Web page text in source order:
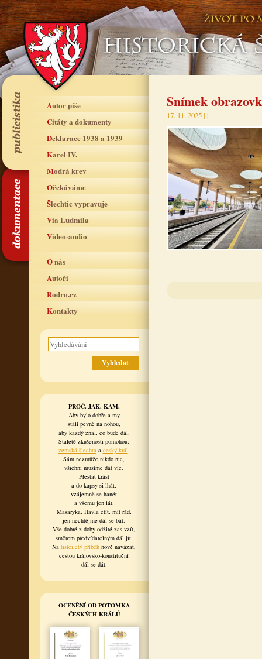
Autor píše
Citáty a dokumenty
Deklarace 1938 a 1939
Karel IV.
Modrá krev
Očekáváme
Šlechtic vypravuje
Via Ludmila
Video-audio
O nás
Autoři
Rodro.cz
Kontakty
PROČ. JAK. KAM.
Aby bylo dobře a my
stáli pevně na nohou,
aby každý znal, co bude dál.
Staleté zkušenosti pomohou:
zemská šlechtaa český král.
Sám nezmůže nikdo nic,
všichni musíme dát víc.
Přestat krást
a do kapsy si lhát,
vzájemně se hanět
a všemu jen lát.
Masaryka, Havla ctít, mít rád,
jen nechtějme dál se bát.
Vše dobré z doby odžité zas vzít,
směrem předvídatelným dál jít.
Na tisíciletý příběh nově navázat,
cestou královsko-konstituční
dál se dát.
OCENĚNÍ OD POTOMKA
ČESKÝCH KRÁLŮ
Snímek
17. 11. 2025 | |